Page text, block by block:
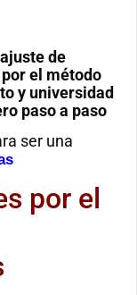
de
el método
y universidad
paso a paso
ser una
por el